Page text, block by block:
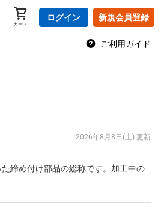
カート
ログイン 新規会員登録
ご利用ガイド
2026年8月8日(土) 更新
締め付け部品の総称です。加工中の